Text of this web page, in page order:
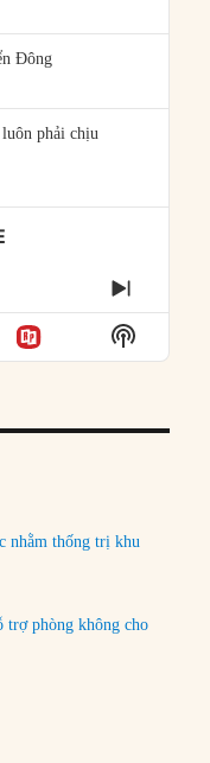
Đông
phải chịu
NEXT
Show
Podcast
nhằm thống trị khu
phòng không cho